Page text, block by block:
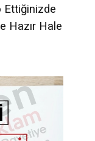
Ettiğinizde
Hazır Hale